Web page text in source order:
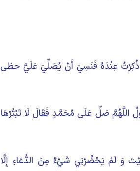
عِنْدَهُ فَنَسِيَ أَنْ يُصَلِّيَ عَلَيَّ حظى
اللَّهُمَّ صَلِّ عَلَى مُحَمَّدٍ فَقَالَ لَا تَبْتُرْهَا
وَ لَمْ يَحْضُرْنِي شَيْ‏ءٌ مِنَ الدُّعَاءِ إِلَّا